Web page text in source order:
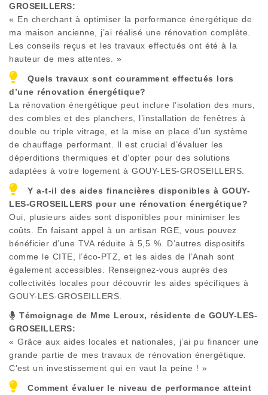
GROSEILLERS:
« En cherchant à optimiser la performance énergétique de
ma maison ancienne, j’ai réalisé une rénovation complète.
Les conseils reçus et les travaux effectués ont été à la
hauteur de mes attentes. »
Quels travaux sont couramment effectués lors
d’une rénovation énergétique?
La rénovation énergétique peut inclure l’isolation des murs,
des combles et des planchers, l’installation de fenêtres à
double ou triple vitrage, et la mise en place d’un système
de chauffage performant. Il est crucial d’évaluer les
déperditions thermiques et d’opter pour des solutions
adaptées à votre logement à GOUY-LES-GROSEILLERS
Y a-t-il des aides financières disponibles à GOUY-
LES-GROSEILLERS pour une rénovation énergétique?
Oui, plusieurs aides sont disponibles pour minimiser les
coûts. En faisant appel à un artisan RGE, vous pouvez
bénéficier d’une TVA réduite à 5,5 %. D’autres dispositifs
comme le CITE, l’éco-PTZ, et les aides de l’Anah sont
également accessibles. Renseignez-vous auprès des
collectivités locales pour découvrir les aides spécifiques à
GOUY-LES-GROSEILLERS
Témoignage de Mme Leroux, résidente de GOUY-LES-
GROSEILLERS:
« Grâce aux aides locales et nationales, j’ai pu financer une
grande partie de mes travaux de rénovation énergétique.
C’est un investissement qui en vaut la peine ! »
Comment évaluer le niveau de performance atteint